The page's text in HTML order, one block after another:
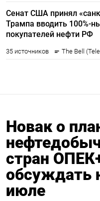
Новак о
стран
обсуждать
июле